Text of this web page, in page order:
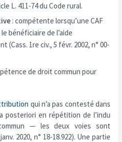
L. 411-74 du Code rural.
: compétente lorsqu’une CAF
bénéficiaire de l’aide
(Cass. 1re civ., 5 févr. 2002, n° 00-
de droit commun pour
qui n’a pas contesté dans
posteriori en répétition de l’indu
— les deux voies sont
2020, n° 18-18.922). Une partie